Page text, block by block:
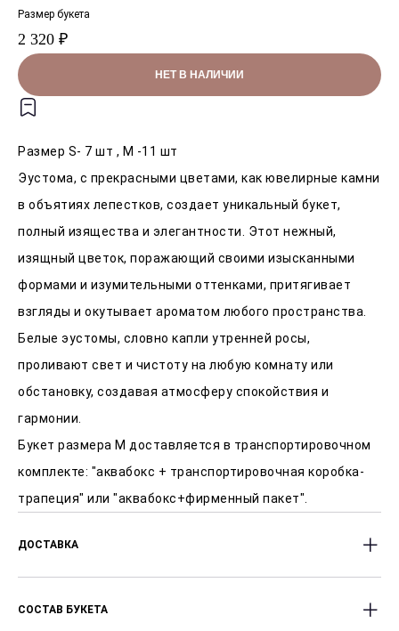
Размер букета
2 320 ₽
НЕТ В НАЛИЧИИ
Размер S- 7 шт , M -11 шт
Эустома, с прекрасными цветами, как ювелирные камни
в объятиях лепестков, создает уникальный букет,
полный изящества и элегантности. Этот нежный,
изящный цветок, поражающий своими изысканными
формами и изумительными оттенками, притягивает
взгляды и окутывает ароматом любого пространства.
Белые эустомы, словно капли утренней росы,
проливают свет и чистоту на любую комнату или
обстановку, создавая атмосферу спокойствия и
гармонии.
Букет размера M доставляется в транспортировочном
комплекте: "аквабокс + транспортировочная коробка-
трапеция" или "аквабокс+фирменный пакет".
ДОСТАВКА
Доставляем цветы с 8:00 до 23:00
СОСТАВ БУКЕТА